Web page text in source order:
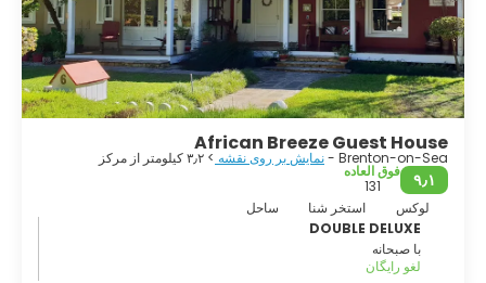
African Breeze Guest House
Brenton-on-Sea - نمایش بر روی نقشه > ۳٫۲ کیلومتر از مرکز
۹٫۱
فوق العاده
131
لوکس
استخر شنا
ساحل
DOUBLE DELUXE
با صبحانه
لغو رایگان